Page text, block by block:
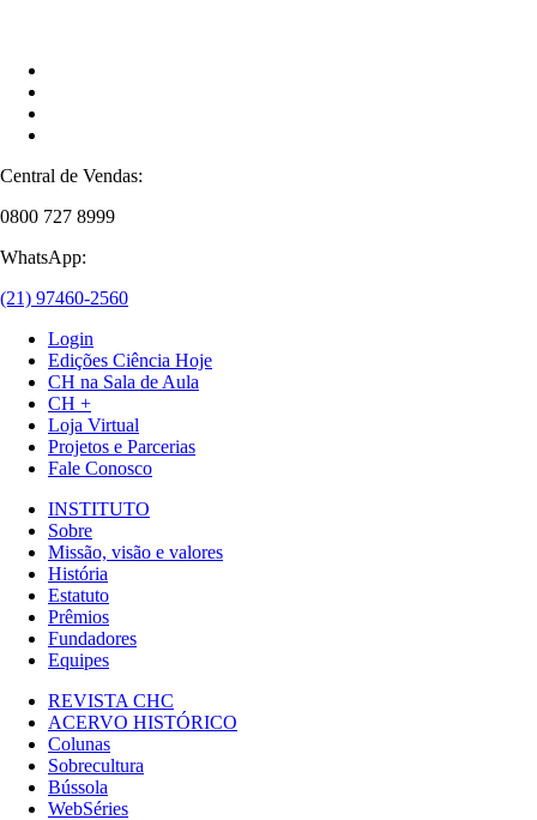
Central de Vendas:
0800 727 8999
WhatsApp:
(21) 97460-2560
Login
Edições Ciência Hoje
CH na Sala de Aula
CH +
Loja Virtual
Projetos e Parcerias
Fale Conosco
INSTITUTO
Sobre
Missão, visão e valores
História
Estatuto
Prêmios
Fundadores
Equipes
REVISTA CHC
ACERVO HISTÓRICO
Colunas
Sobrecultura
Bússola
WebSéries